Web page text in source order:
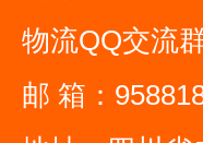
物流QQ交流
邮 箱：